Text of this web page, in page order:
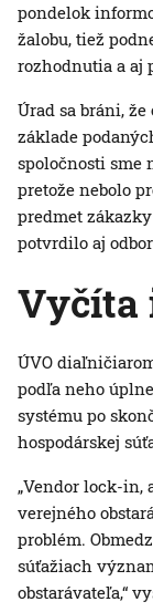
pondelok
žalobu, tiež
rozhodnutia a aj
Úrad sa bráni,
základe
spoločnosti sme
pretože nebolo
predmet
potvrdilo aj
Vyčíta
ÚVO
podľa neho
systému po
hospodárskej
„Vendor lock-in,
verejného
problém.
súťažiach
obstarávateľa,“